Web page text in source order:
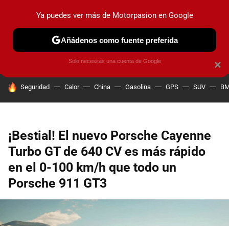
PRUEBAS COCHES ELÉCTRICOS OBSERVATORIO
HOY SE HABLA DE
Seguridad Calor China Gasolina GPS SUV
¡Bestial! El nuevo Porsche Cayenne
Turbo GT de 640 CV es más rápido
en el 0-100 km/h que todo un
Porsche 911 GT3
×
Ya puedes ver más de Motorpasion en Google
Añádenos como fuente preferida
Solo necesitas una cuenta de Google